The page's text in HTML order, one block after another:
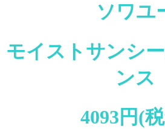
ソワユ
モイストサンシ
ンス
4093円(